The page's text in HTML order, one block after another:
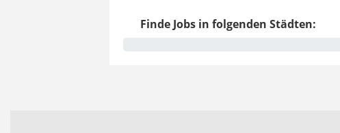
Finde Jobs in folgenden Städten: